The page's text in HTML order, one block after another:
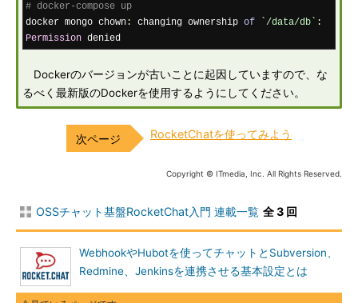
# docker-compose up
docker mongo chown : changing ownership of `/data/db`
:
Permission denied
Dockerのバージョンが古いことに起因していますので、な
るべく最新版のDockerを使用するようにしてください。
RocketChatを使ってみよう
Copyright © ITmedia, Inc. All Rights Reserved.
OSSチャット基盤RocketChat入門 連載一覧 全 3 回
WebhookやHubotを使ってチャットとSubversion、
Redmine、Jenkinsを連携させる基本設定とは